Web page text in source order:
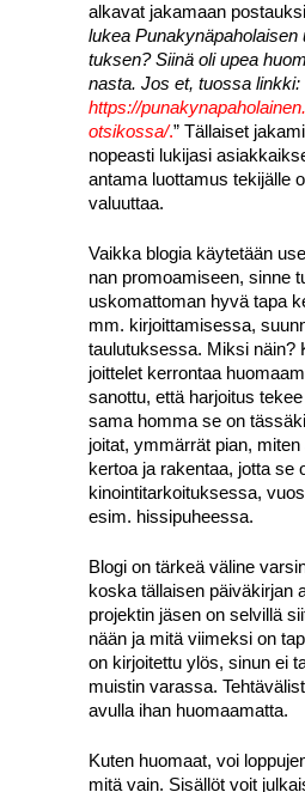
alka­vat jaka­maan
lukea
tuk­sen? Sii­nä oli upea
nas­ta. Jos et, tuos­sa link­ki:
https://
otsikossa/.” Täl­lai­set
nopeas­ti luki­ja­si
anta­ma luot­ta­mus teki­jäl­le
valuut­taa.
Vaik­ka blo­gia käy­te­tään
nan pro­moa­mi­seen, sin­ne
usko­mat­to­man hyvä tapa
mm. kir­joit­ta­mi­ses­sa,
tau­lu­tuk­ses­sa. Mik­si näin?
joit­te­let ker­ron­taa
sanot­tu, että har­joi­tus
sama hom­ma se on
joi­tat, ymmär­rät pian,
ker­toa ja raken­taa, jot­ta
ki­noin­ti­tar­koi­tuk­ses­sa,
esim. his­si­pu­hees­sa.
Blo­gi on tär­keä väli­ne
kos­ka täl­lai­sen päi­vä­kir­jan
pro­jek­tin jäsen on sel­vil­lä
nään ja mitä vii­mek­si on
on kir­joi­tet­tu ylös, sinun ei
muis­tin varas­sa.
avul­la ihan huo­maa­mat­ta.
Kuten huo­maat, voi
mitä vain. Sisäl­löt voit